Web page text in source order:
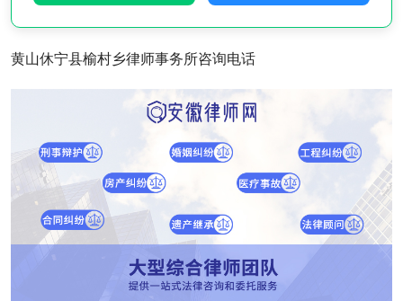
黄山休宁县榆村乡律师事务所咨询电话